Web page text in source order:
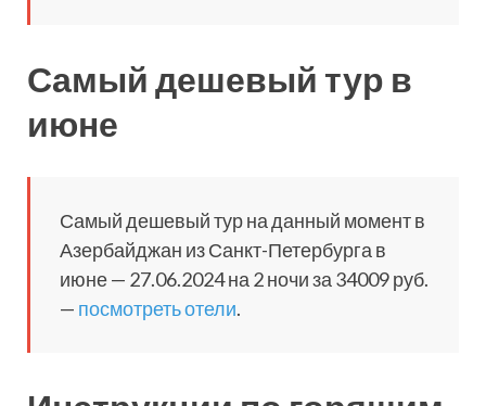
Самый дешевый тур в
июне
Самый дешевый тур на данный момент в
Азербайджан из Санкт-Петербурга в
июне — 27.06.2024 на 2 ночи за 34009 руб.
— посмотреть отели.